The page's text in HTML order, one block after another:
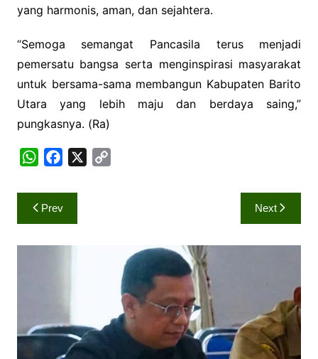
yang harmonis, aman, dan sejahtera.
“Semoga semangat Pancasila terus menjadi
pemersatu bangsa serta menginspirasi masyarakat
untuk bersama-sama membangun Kabupaten Barito
Utara yang lebih maju dan berdaya saing,”
pungkasnya. (Ra)
W
a
t
A
c
e
o
Navigasi
pos
Prev Next